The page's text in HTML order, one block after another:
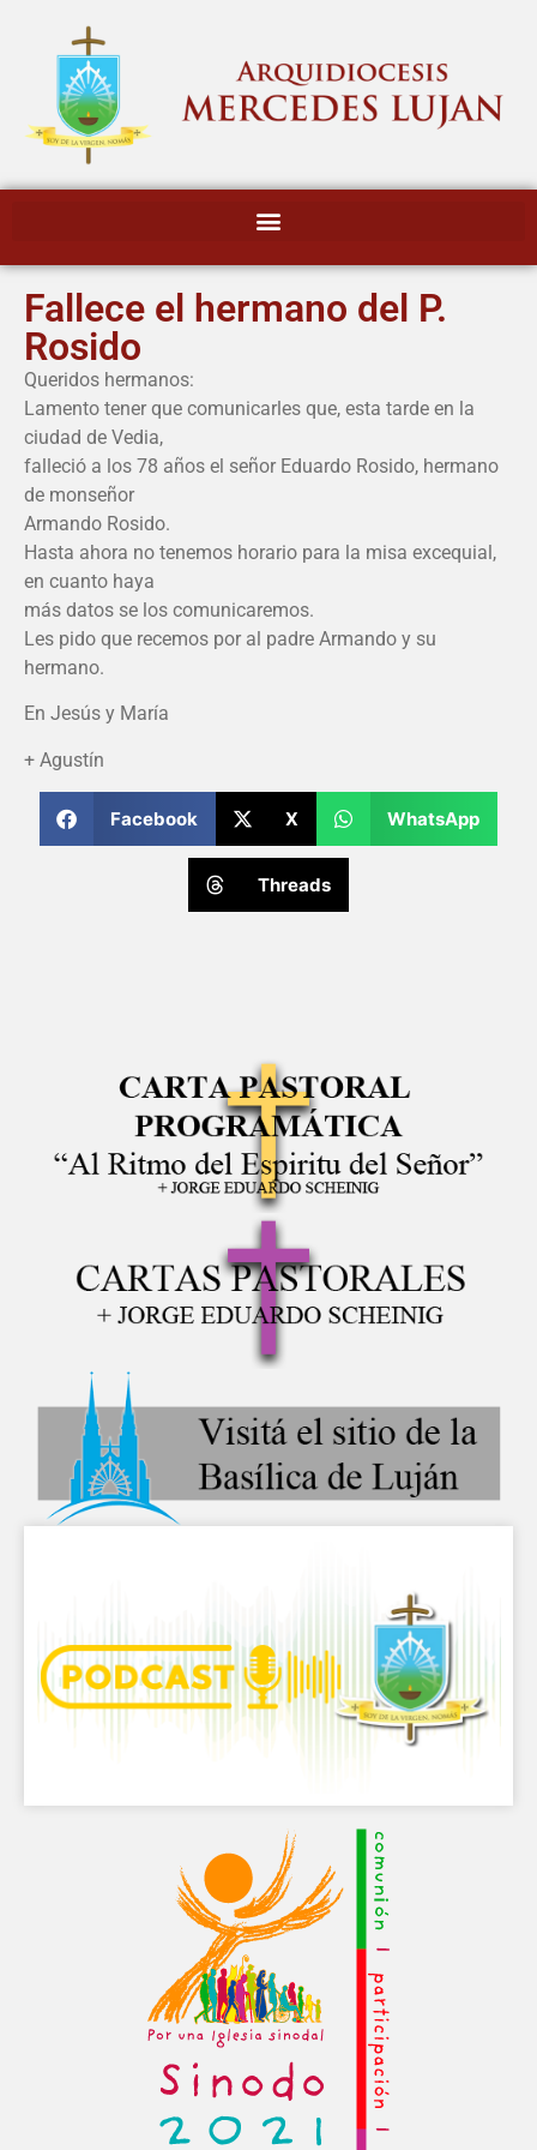
Fallece el hermano del P.
Rosido
Queridos hermanos:
Lamento tener que comunicarles que, esta tarde en la
ciudad de Vedia,
falleció a los 78 años el señor Eduardo Rosido, hermano
de monseñor
Armando Rosido.
Hasta ahora no tenemos horario para la misa excequial,
en cuanto haya
más datos se los comunicaremos.
Les pido que recemos por al padre Armando y su
hermano.
En Jesús y María
+ Agustín
Facebook X WhatsApp
Threads